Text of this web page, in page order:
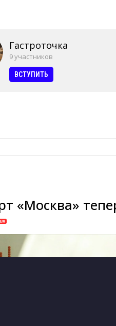
Гастроточка
9 участников
ВСТУПИТЬ
«Москва»